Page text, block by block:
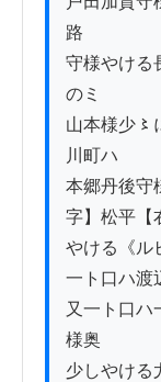
路
守様やける
のミ
山本様少〻
川町ハ
本郷丹後守
字】松平【
やける《ル
一ト口ハ渡
又一ト口ハ
様奥
少しやける